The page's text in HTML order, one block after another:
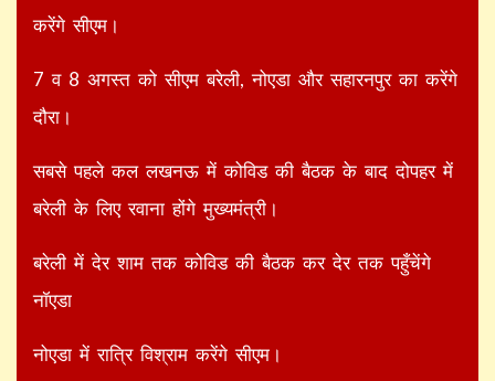
करेंगे सीएम।
7 व 8 अगस्त को सीएम बरेली, नोएडा और सहारनपुर का करेंगे
दौरा।
सबसे पहले कल लखनऊ में कोविड की बैठक के बाद दोपहर में
बरेली के लिए रवाना होंगे मुख्यमंत्री।
बरेली में देर शाम तक कोविड की बैठक कर देर तक पहुँचेंगे
नॉएडा
नोएडा में रात्रि विश्राम करेंगे सीएम।